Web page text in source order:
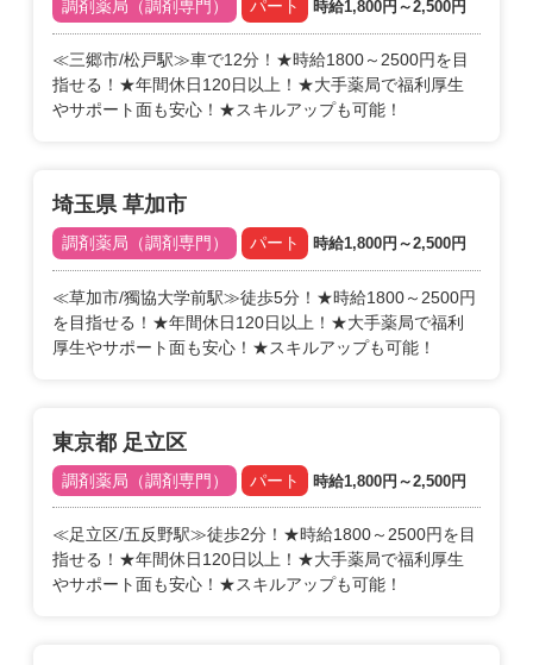
調剤薬局（調剤専門） パート 時給1,800円～2,500円
≪三郷市/松戸駅≫車で12分！★時給1800～2500円を目
指せる！★年間休日120日以上！★大手薬局で福利厚生
やサポート面も安心！★スキルアップも可能！
埼玉県 草加市
調剤薬局（調剤専門） パート 時給1,800円～2,500円
≪草加市/獨協大学前駅≫徒歩5分！★時給1800～2500円
を目指せる！★年間休日120日以上！★大手薬局で福利
厚生やサポート面も安心！★スキルアップも可能！
東京都 足立区
調剤薬局（調剤専門） パート 時給1,800円～2,500円
≪足立区/五反野駅≫徒歩2分！★時給1800～2500円を目
指せる！★年間休日120日以上！★大手薬局で福利厚生
やサポート面も安心！★スキルアップも可能！